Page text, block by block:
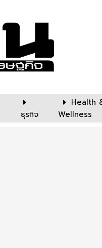
ธุรกิจ
Health
Wellness